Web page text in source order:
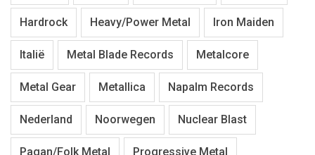
Hardrock Heavy/Power Metal Iron Maiden
Italië Metal Blade Records Metalcore
Metal Gear Metallica Napalm Records
Nederland Noorwegen Nuclear Blast
Pagan/Folk Metal Progressive Metal